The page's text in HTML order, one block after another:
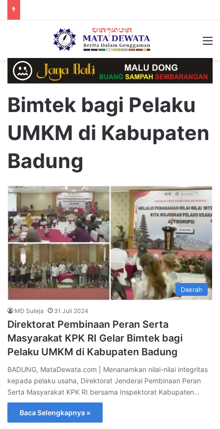
Bimtek bagi Pelaku
UMKM di Kabupaten
Badung
Daerah
MD Suteja 31 Juli 2024
Direktorat Pembinaan Peran Serta
Masyarakat KPK RI Gelar Bimtek bagi
Pelaku UMKM di Kabupaten Badung
BADUNG, MataDewata.com | Menanamkan nilai-nilai integritas
kepada pelaku usaha, Direktorat Jenderal Pembinaan Peran
Serta Masyarakat KPK RI bersama Inspektorat Kabupaten…
Baca Selengkapnya »